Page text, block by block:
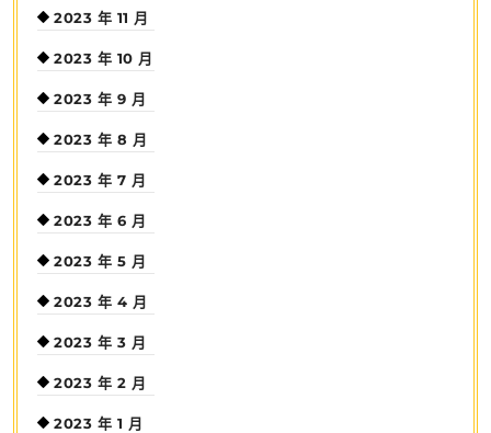
2023 年 11 月
2023 年 10 月
2023 年 9 月
2023 年 8 月
2023 年 7 月
2023 年 6 月
2023 年 5 月
2023 年 4 月
2023 年 3 月
2023 年 2 月
2023 年 1 月